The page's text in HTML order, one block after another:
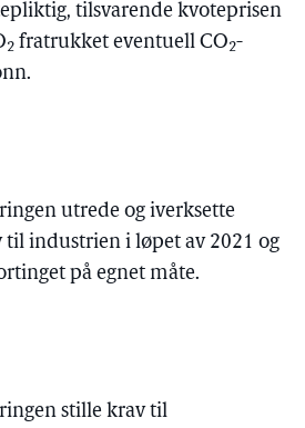
tilsvarende kvoteprisen
2 fratrukket eventuell CO2-
utrede og iverksette
industrien i løpet av 2021 og
på egnet måte.
stille krav til